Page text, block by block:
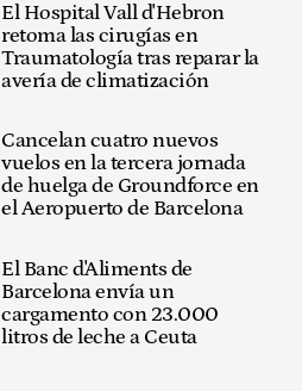
El Hospital Vall d'Hebron
retoma las cirugías en
Traumatología tras reparar la
avería de climatización
Cancelan cuatro nuevos
vuelos en la tercera jornada
de huelga de Groundforce en
el Aeropuerto de Barcelona
El Banc d'Aliments de
Barcelona envía un
cargamento con 23.000
litros de leche a Ceuta